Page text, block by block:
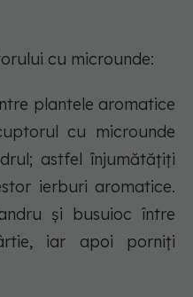
cu microunde:
plantele aromatice
cu microunde
astfel înjumătățiți
ierburi aromatice.
și busuioc între
iar apoi porniți